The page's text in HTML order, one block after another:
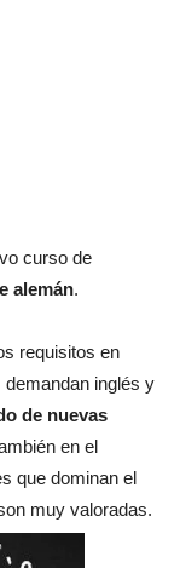
curso de
alemán.
requisitos en
inglés y
de nuevas
en el
que dominan el
muy valoradas.